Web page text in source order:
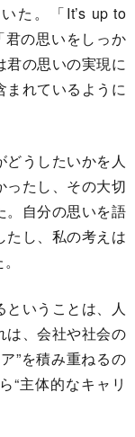
た。「It’s up to
の思いをしっか
君の思いの実現に
まれているように
うしたいかを人
ったし、その大切
。自分の思いを語
たし、私の考えは
いうことは、人
は、会社や社会の
”を積み重ねるの
“主体的なキャリ